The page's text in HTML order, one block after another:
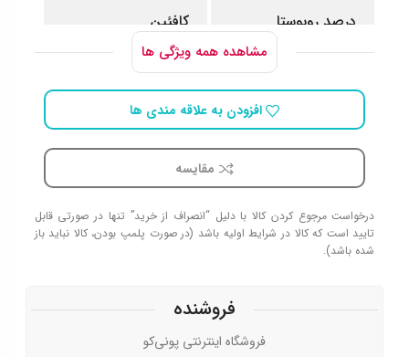
درصد روبوستا کافئین
1.6 ~ 3.1 %
مناسب برای
,
مشاهده همه ویژگی ها
افزودن به علاقه مندی ها
مقایسه
درخواست مرجوع کردن کالا با دلیل “انصراف از خرید” تنها در صورتی قابل
تایید است که کالا در شرایط اولیه باشد (در صورت پلمپ بودن، کالا نباید باز
شده باشد).
فروشنده
فروشگاه اینترنتی پونی‌کو